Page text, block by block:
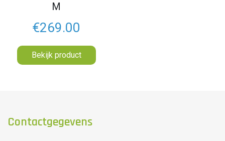
M
€269.00
Bekijk product
Contactgegevens